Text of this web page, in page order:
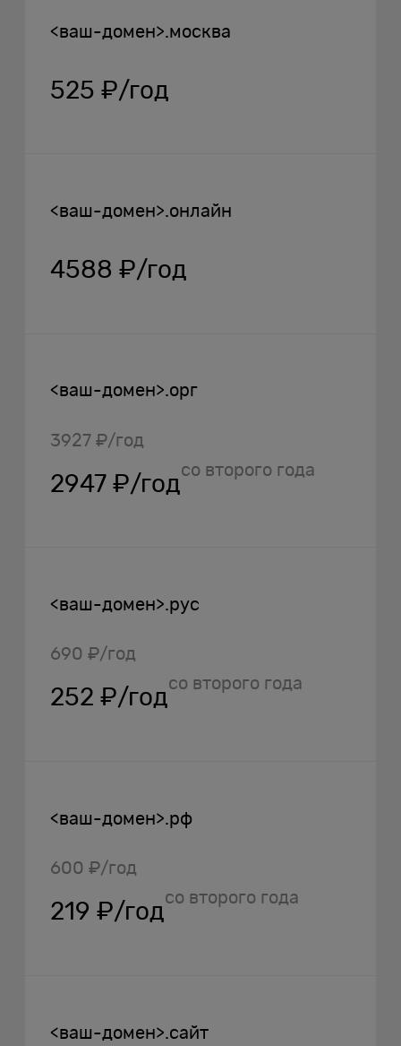
<ваш-домен>.москва
525 ₽/год
<ваш-домен>.онлайн
4588 ₽/год
<ваш-домен>.орг
3927 ₽/год
2947 ₽/год
со второго года
<ваш-домен>.рус
690 ₽/год
252 ₽/год
со второго года
<ваш-домен>.рф
600 ₽/год
219 ₽/год
со второго года
<ваш-домен>.сайт